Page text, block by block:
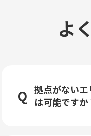
よ
拠点がない
は可能ですか